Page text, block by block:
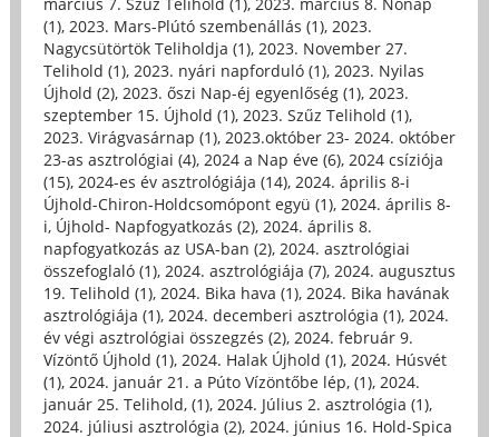
március 7. Szűz Telihold (1), 2023. március 8. Nőnap
(1), 2023. Mars-Plútó szembenállás (1), 2023.
Nagycsütörtök Teliholdja (1), 2023. November 27.
Telihold (1), 2023. nyári napforduló (1), 2023. Nyilas
Újhold (2), 2023. őszi Nap-éj egyenlőség (1), 2023.
szeptember 15. Újhold (1), 2023. Szűz Telihold (1),
2023. Virágvasárnap (1), 2023.október 23- 2024. október
23-as asztrológiai (4), 2024 a Nap éve (6), 2024 csíziója
(15), 2024-es év asztrológiája (14), 2024. április 8-i
Újhold-Chiron-Holdcsomópont együ (1), 2024. április 8-
i, Újhold- Napfogyatkozás (2), 2024. április 8.
napfogyatkozás az USA-ban (2), 2024. asztrológiai
összefoglaló (1), 2024. asztrológiája (7), 2024. augusztus
19. Telihold (1), 2024. Bika hava (1), 2024. Bika havának
asztrológiája (1), 2024. decemberi asztrológia (1), 2024.
év végi asztrológiai összegzés (2), 2024. február 9.
Vízöntő Újhold (1), 2024. Halak Újhold (1), 2024. Húsvét
(1), 2024. január 21. a Púto Vízöntőbe lép, (1), 2024.
január 25. Telihold, (1), 2024. Július 2. asztrológia (1),
2024. júliusi asztrológia (2), 2024. június 16. Hold-Spica